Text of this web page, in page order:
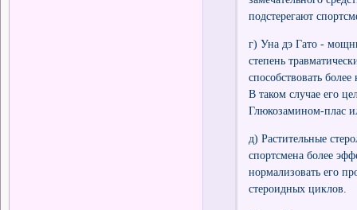
подстерегают
г) Уна дэ Гато -
степень
способствовать
В таком случае его
Глюкозамином-плас
д) Растительные
спортсмена более
нормализовать его
стероидных циклов.